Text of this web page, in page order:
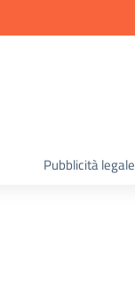
Pubblicità legale